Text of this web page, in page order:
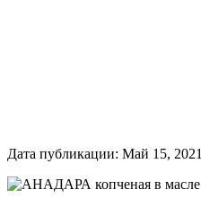
Дата публикации: Май 15, 2021